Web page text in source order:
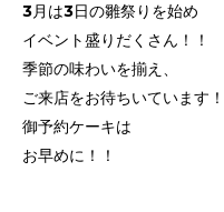
3月は3日の雛祭りを始め
イベント盛りだくさん！！
季節の味わいを揃え、
ご来店をお待ちいています！
御予約ケーキは
お早めに！！